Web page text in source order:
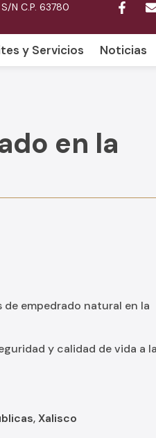
N C.P. 63780
y Servicios Noticias
en la
empedrado natural en la
y calidad de vida a
,Xalisco